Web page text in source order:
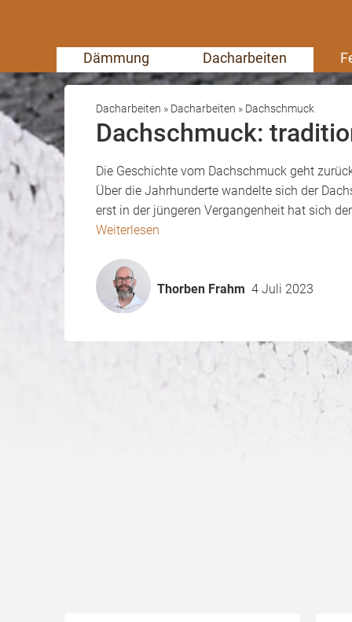
Dämmung Dacharbeiten
Dacharbeiten » Dacharbeiten » Dachschmuck
Dachschmuck:
Die Geschichte vom Dachschmuck geht
Über die Jahrhunderte wandelte sich der
erst in der jüngeren Vergangenheit hat sich
Weiterlesen
Thorben Frahm 4 Juli 2023